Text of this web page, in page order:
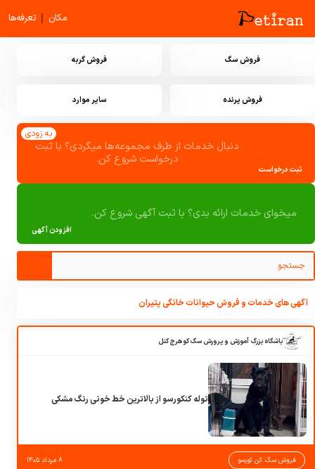
مکان | تعرفه‌ها
فروش سگ فروش گربه
فروش پرنده سایر موارد
ثبت درخواست
دنبال خدمات از طرف مجموعه‌ها میگردی؟ با ثبت
درخواست شروع کن.
به زودی
افزودن آگهی
میخوای خدمات ارائه بدی؟ با ثبت آگهی شروع کن.
آگهی های خدمات و فروش حیوانات خانگی پتیران
باشگاه بزرگ آموزش و پرورش سگ کوهرج کنل
توله کنکورسو از بالاترین خط خونی رنگ مشکی
فروش سگ کن کورسو ۸ مرداد ۱۴۰۵